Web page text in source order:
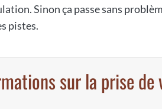
Sinon ça passe sans
pistes.
sur la prise de